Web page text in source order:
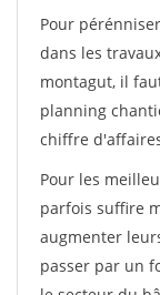
Pour
dans les
montagut, il
planning
chiffre
Pour les
parfois suffire
augmenter
passer par un